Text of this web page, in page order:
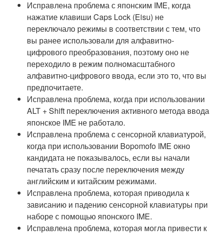
Исправлена проблема с японским IME, когда
нажатие клавиши Caps Lock (Eisu) не
переключало режимы в соответствии с тем, что
вы ранее использовали для алфавитно-
цифрового преобразования, поэтому оно не
переходило в режим полномасштабного
алфавитно-цифрового ввода, если это то, что вы
предпочитаете.
Исправлена проблема, когда при использовании
ALT + Shift переключения активного метода ввода
японское IME не работало.
Исправлена проблема с сенсорной клавиатурой,
когда при использовании Bopomofo IME окно
кандидата не показывалось, если вы начали
печатать сразу после переключения между
английским и китайским режимами.
Исправлена проблема, которая приводила к
зависанию и падению сенсорной клавиатуры при
наборе с помощью японского IME.
Исправлена проблема, которая могла привести к